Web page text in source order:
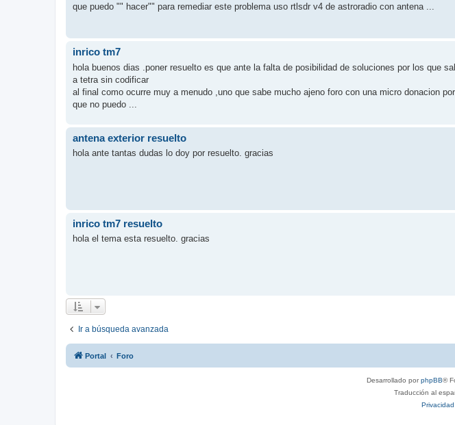
que puedo "" hacer"" para remediar este problema uso rtlsdr v4 de astroradio con antena ...
inrico tm7
hola buenos dias .poner resuelto es que ante la falta de posibilidad de soluciones por los que
a tetra sin codificar
al final como ocurre muy a menudo ,uno que sabe mucho ajeno foro con una micro donacion
que no puedo ...
antena exterior resuelto
hola ante tantas dudas lo doy por resuelto. gracias
inrico tm7 resuelto
hola el tema esta resuelto. gracias
Ir a búsqueda avanzada
Portal Foro
Desarrollado porphpBB®
Traducción al
Privacidad